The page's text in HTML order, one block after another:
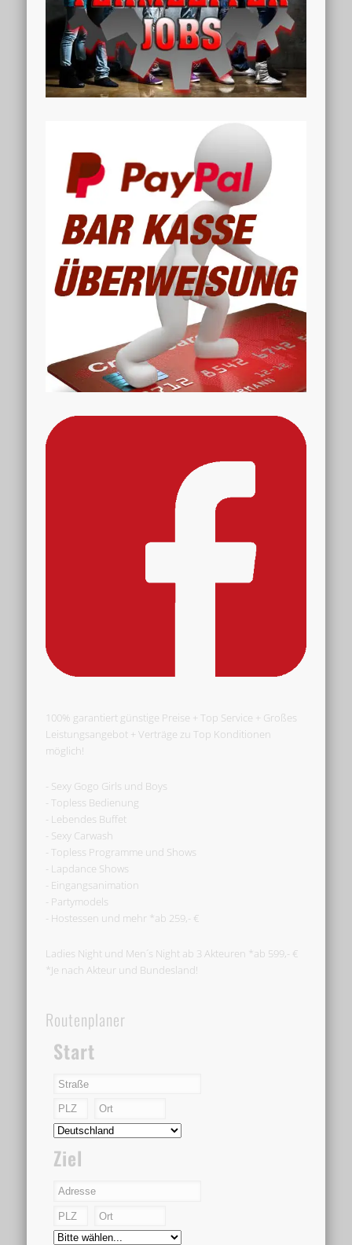
100% garantiert günstige Preise + Top Service + Großes
Leistungsangebot + Verträge zu Top Konditionen
möglich!
- Sexy Gogo Girls und Boys
- Topless Bedienung
- Lebendes Buffet
- Sexy Carwash
- Topless Programme und Shows
- Lapdance Shows
- Eingangsanimation
- Partymodels
- Hostessen und mehr *ab 259,- €
Ladies Night und Men´s Night ab 3 Akteuren *ab 599,- €
*Je nach Akteur und Bundesland!
Routenplaner
Start
Ziel